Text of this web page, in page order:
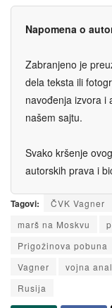
Napomena o
Zabranjeno je
dela teksta ili
navođenja izvora i
našem sajtu.
Svako kršenje
autorskih prava i
Tagovi: ČVK Vagner
marš na Moskvu
Prigožinova pobuna
Vagner
vojna
Rusiјa